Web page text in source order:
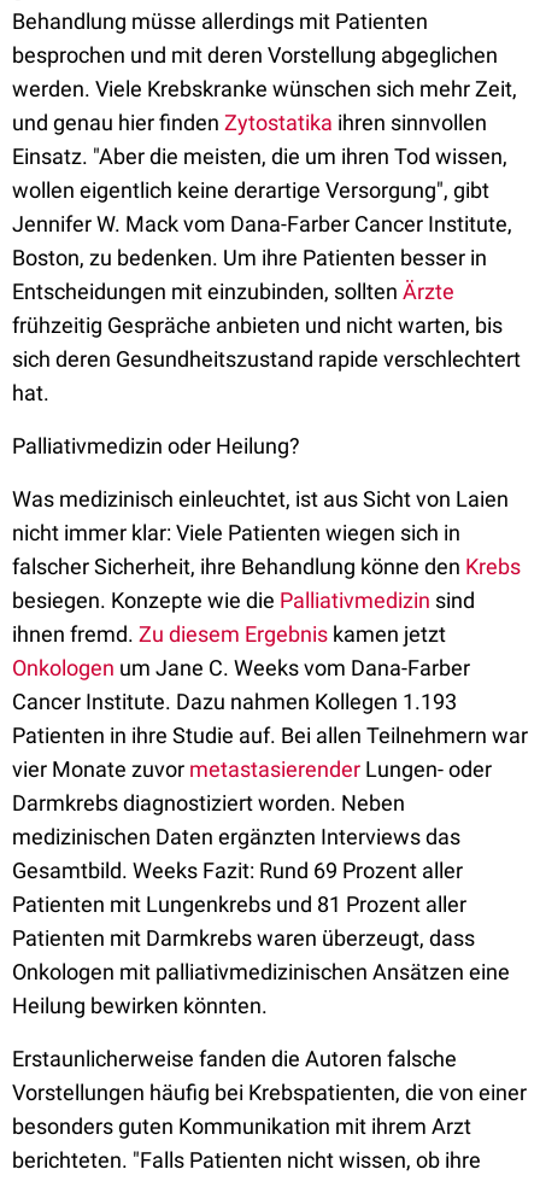
Behandlung müsse allerdings mit Patienten
besprochen und mit deren Vorstellung abgeglichen
werden. Viele Krebskranke wünschen sich mehr Zeit,
und genau hier finden Zytostatika ihren sinnvollen
Einsatz. "Aber die meisten, die um ihren Tod wissen,
wollen eigentlich keine derartige Versorgung", gibt
Jennifer W. Mack vom Dana-Farber Cancer Institute,
Boston, zu bedenken. Um ihre Patienten besser in
Entscheidungen mit einzubinden, sollten Ärzte
frühzeitig Gespräche anbieten und nicht warten, bis
sich deren Gesundheitszustand rapide verschlechtert
hat.
Palliativmedizin oder Heilung?
Was medizinisch einleuchtet, ist aus Sicht von Laien
nicht immer klar: Viele Patienten wiegen sich in
falscher Sicherheit, ihre Behandlung könne den Krebs
besiegen. Konzepte wie die Palliativmedizin sind
ihnen fremd. Zu diesem Ergebnis kamen jetzt
Onkologen um Jane C. Weeks vom Dana-Farber
Cancer Institute. Dazu nahmen Kollegen 1.193
Patienten in ihre Studie auf. Bei allen Teilnehmern war
vier Monate zuvor metastasierender Lungen- oder
Darmkrebs diagnostiziert worden. Neben
medizinischen Daten ergänzten Interviews das
Gesamtbild. Weeks Fazit: Rund 69 Prozent aller
Patienten mit Lungenkrebs und 81 Prozent aller
Patienten mit Darmkrebs waren überzeugt, dass
Onkologen mit palliativmedizinischen Ansätzen eine
Heilung bewirken könnten.
Erstaunlicherweise fanden die Autoren falsche
Vorstellungen häufig bei Krebspatienten, die von einer
besonders guten Kommunikation mit ihrem Arzt
berichteten. "Falls Patienten nicht wissen, ob ihre